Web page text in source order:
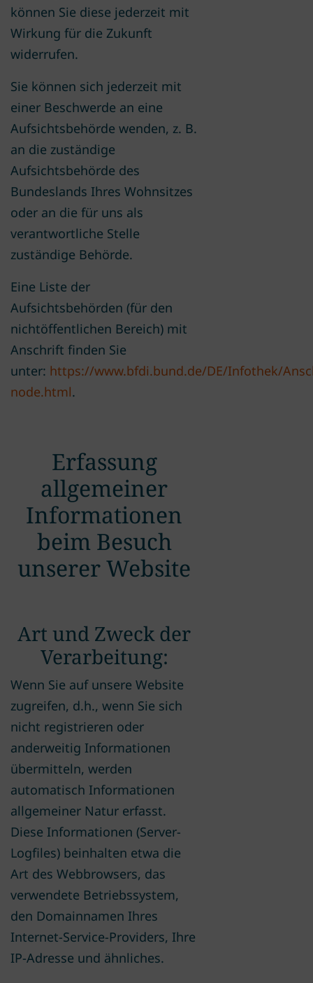
können Sie diese jederzeit mit
Wirkung für die Zukunft
widerrufen.
Sie können sich jederzeit mit
einer Beschwerde an eine
Aufsichtsbehörde wenden, z. B.
an die zuständige
Aufsichtsbehörde des
Bundeslands Ihres Wohnsitzes
oder an die für uns als
verantwortliche Stelle
zuständige Behörde.
Eine Liste der
Aufsichtsbehörden (für den
nichtöffentlichen Bereich) mit
Anschrift finden Sie
unter: https://www.bfdi.bund.de/DE/Infothek/
node.html.
Erfassung
allgemeiner
Informationen
beim Besuch
unserer Website
Art und Zweck der
Verarbeitung:
Wenn Sie auf unsere Website
zugreifen, d.h., wenn Sie sich
nicht registrieren oder
anderweitig Informationen
übermitteln, werden
automatisch Informationen
allgemeiner Natur erfasst.
Diese Informationen (Server-
Logfiles) beinhalten etwa die
Art des Webbrowsers, das
verwendete Betriebssystem,
den Domainnamen Ihres
Internet-Service-Providers, Ihre
IP-Adresse und ähnliches.